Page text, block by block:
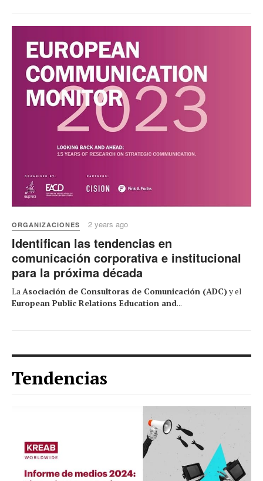
ORGANIZACIONES 2 years ago
Identifican las tendencias en
comunicación corporativa e institucional
para la próxima década
LaAsociación de Consultoras de Comunicación (ADC)y el
European Public Relations Education and...
Tendencias